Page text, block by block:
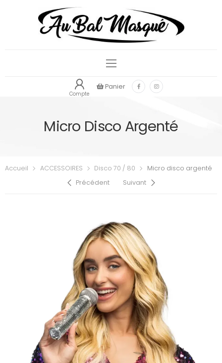
Compte
Panier
Micro Disco Argenté
Accueil ACCESSOIRES Disco 70 / 80
Micro disco argenté
Précédent
Suivant